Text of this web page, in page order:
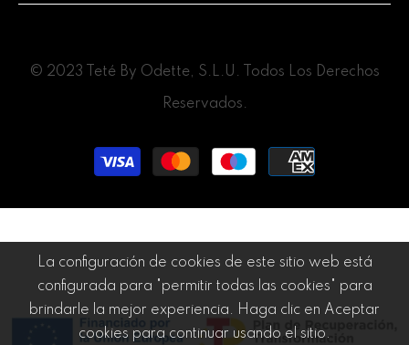
© 2023 Teté By Odette, S.L.U. Todos Los Derechos
Reservados.
Métodos
de
La configuración de cookies de este sitio web está
configurada para "permitir todas las cookies" para
brindarle la mejor experiencia. Haga clic en Aceptar
cookies para continuar usando el sitio.